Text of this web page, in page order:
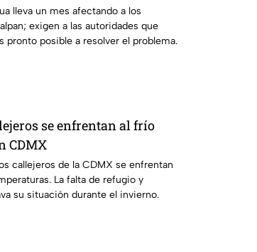
un mes sin reparar
lleva un mes afectando a los
exigen a las autoridades que
pronto posible a resolver el problema.
se enfrentan al frío
CDMX
callejeros de la CDMX se enfrentan
La falta de refugio y
su situación durante el invierno.